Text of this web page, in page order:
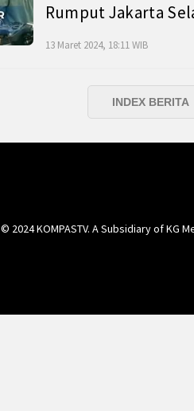
Rumput Jakarta
13 Maret 2024, 18:11 WIB
INDEX BERITA
© 2024 KOMPASTV. A Subsidiary ofKG